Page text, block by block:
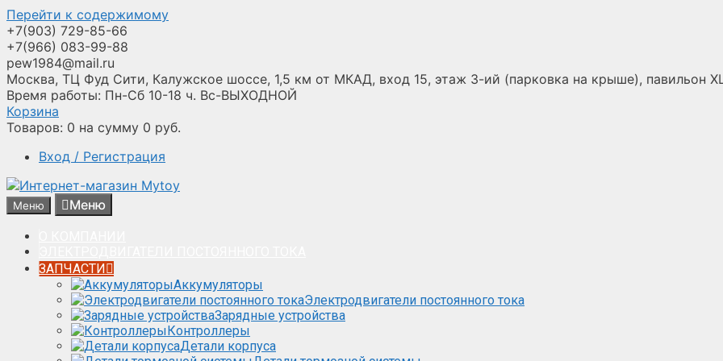
Перейти к содержимому
+7(903) 729-85-66
+7(966) 083-99-88
pew1984@mail.ru
Москва, ТЦ Фуд Сити, Калужское шоссе, 1,5 км от МКАД, вход 15, этаж 3-ий (парковка на крыше), павильон
Время работы: Пн-Сб 10-18 ч. Вс-ВЫХОДНОЙ
Корзина
Товаров: 0 на сумму 0 руб.
Вход / Регистрация
Меню Меню
ЗАПЧАСТИ
Аккумуляторы
Электродвигатели постоянного тока
Зарядные устройства
Контроллеры
Детали корпуса